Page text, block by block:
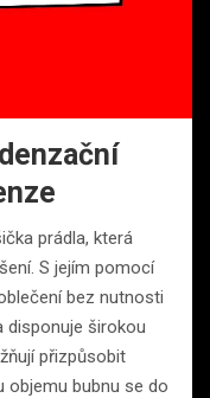
prádla, která
S jejím pomocí
bez nutnosti
disponuje širokou
přizpůsobit
objemu bubnu se do